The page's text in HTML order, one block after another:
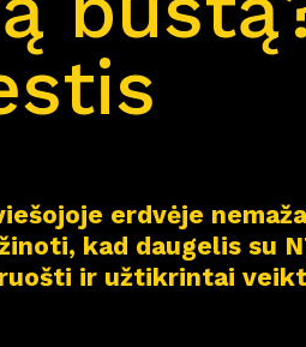
erdvėje
kad daugelis su
ir užtikrintai